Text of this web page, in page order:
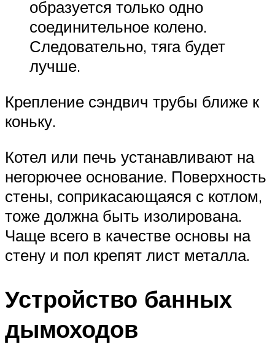
образуется только одно
соединительное колено.
Следовательно, тяга будет
лучше.
Крепление сэндвич трубы ближе к
коньку.
Котел или печь устанавливают на
негорючее основание. Поверхность
стены, соприкасающаяся с котлом,
тоже должна быть изолирована.
Чаще всего в качестве основы на
стену и пол крепят лист металла.
Устройство банных
дымоходов